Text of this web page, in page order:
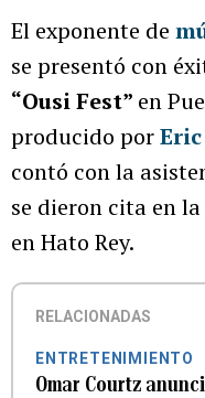
El exponente de
se presentó con
“Ousi Fest” en
producido por
contó con la
se dieron cita en
en Hato Rey.
RELACIONADAS
ENTRETENIMIENTO
Omar Courtz